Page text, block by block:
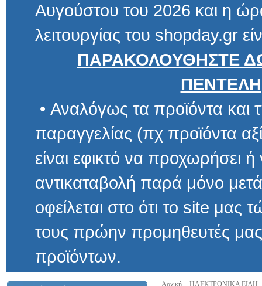
Αυγούστου του 2026 και η
λειτουργίας του shopday.gr
ΠΑΡΑΚΟΛΟΥΘΗΣΤΕ
• Αναλόγως τα προϊόντα και
παραγγελίας (πχ προϊόντα αξίας
είναι εφικτό να προχωρήσει ή να
αντικαταβολή παρά μόνο μετά
οφείλεται στο ότι το site μας τώρα
τους πρώην προμηθευτές μας
προϊόντων.